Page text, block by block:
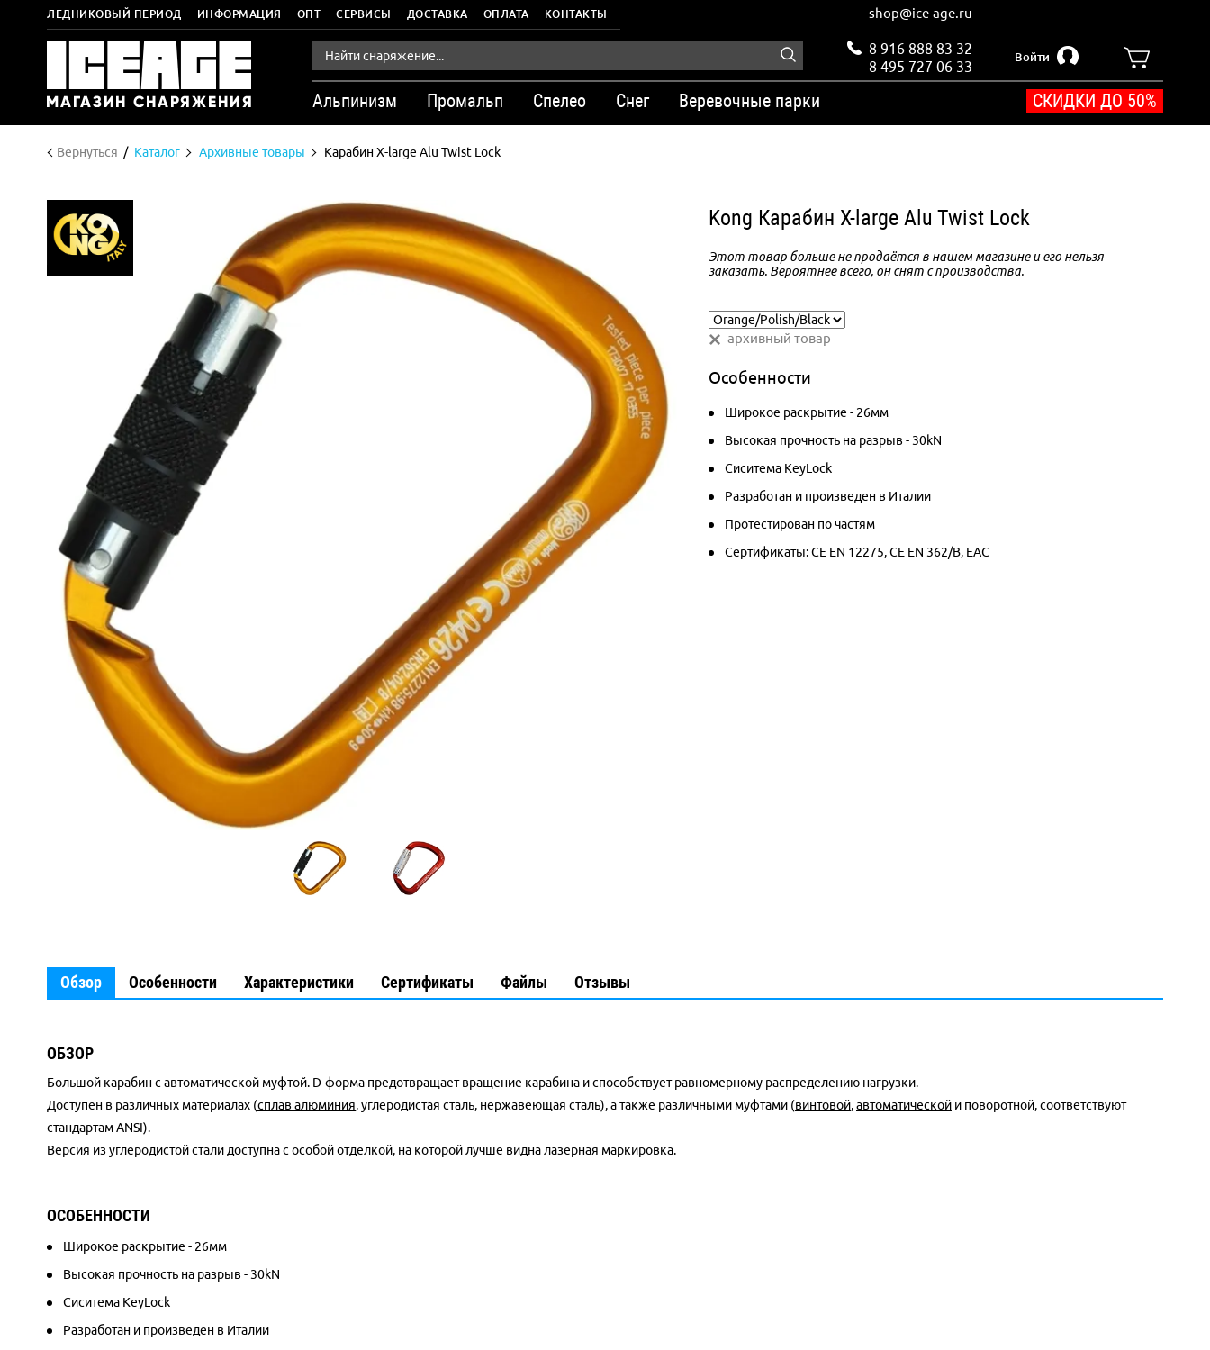
ЛЕДНИКОВЫЙ ПЕРИОД ИНФОРМАЦИЯ ОПТ СЕРВИСЫ ДОСТАВКА ОПЛАТА КОНТАКТЫ shop@ice-age.ru
8 916 888 83 32
8 495 727 06 33
Войти
Альпинизм Промальп Спелео Снег Веревочные парки СКИДКИ ДО 50%
Вернуться Каталог Архивные товары Карабин X-large Alu Twist Lock
Kong Карабин X-large Alu Twist Lock
Этот товар больше не продаётся в нашем магазине и его нельзя
заказать. Вероятнее всего, он снят с производства.
архивный товар
Особенности
Широкое раскрытие - 26мм
Высокая прочность на разрыв - 30kN
Сиситема KeyLock
Разработан и произведен в Италии
Протестирован по частям
Сертификаты:CE EN 12275,CE EN 362/B, EAC
Обзор Особенности Характеристики Сертификаты Файлы Отзывы
ОБЗОР
Большой карабин с автоматической муфтой. D-форма предотвращает вращение карабина и способствует равномерному распределению нагрузки.
Доступен в различных материалах (сплав алюминия, углеродистая сталь, нержавеющая сталь), а также различными муфтами (винтовой,автоматической и поворотной, соответствуют
стандартам ANSI).
Версия из углеродистой стали доступна с особой отделкой, на которой лучше видна лазерная маркировка.
ОСОБЕННОСТИ
Широкое раскрытие - 26мм
Высокая прочность на разрыв - 30kN
Сиситема KeyLock
Разработан и произведен в Италии